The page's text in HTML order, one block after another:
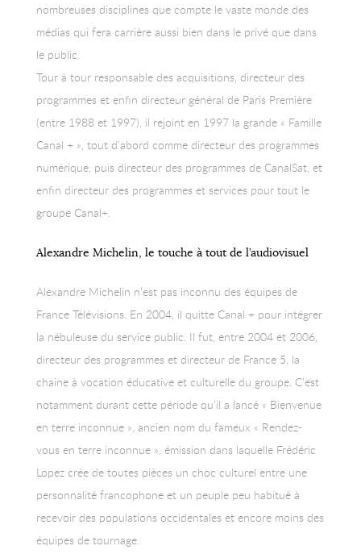
nombreuses disciplines que compte le vaste monde des
médias qui fera carrière aussi bien dans le privé que dans
le public.
Tour à tour responsable des acquisitions, directeur des
programmes et enfin directeur général de Paris Première
(entre 1988 et 1997), il rejoint en 1997 la grande « Famille
Canal + », tout d’abord comme directeur des programmes
numérique, puis directeur des programmes de CanalSat, et
enfin directeur des programmes et services pour tout le
groupe Canal+.
Alexandre Michelin, le touche à tout de l’audiovisuel
Alexandre Michelin n’est pas inconnu des équipes de
France Télévisions. En 2004, il quitte Canal + pour intégrer
la nébuleuse du service public. Il fut, entre 2004 et 2006,
directeur des programmes et directeur de France 5, la
chaine à vocation éducative et culturelle du groupe. C’est
notamment durant cette période qu’il a lancé « Bienvenue
en terre inconnue », ancien nom du fameux « Rendez-
vous en terre inconnue », émission dans laquelle Frédéric
Lopez crée de toutes pièces un choc culturel entre une
personnalité francophone et un peuple peu habitué à
recevoir des populations occidentales et encore moins des
équipes de tournage.